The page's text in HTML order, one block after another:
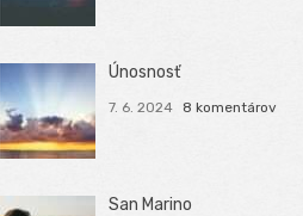
Únosnosť
7. 6. 2024 8 komentárov
San Marino